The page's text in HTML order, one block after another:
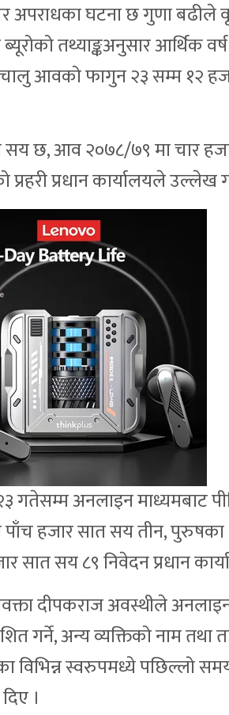
अपराधका घटना छ गुणा बढीले
ब्यूरोको तथ्याङ्कअनुसार आर्थिक
आवको फागुन २३ सम्म १२
सय छ, आव २०७८/७९ मा चार
प्रधान कार्यालयले उल्लेख
गतेसम्म अनलाइन माध्यमबाट
पाँच हजार सात सय तीन,
सात सय ८९ निवेदन प्रधान
दीपकराज अवस्थीले
गर्ने, अन्य व्यक्तिको नाम तथा
स्वरुपमध्ये पछिल्लो
।